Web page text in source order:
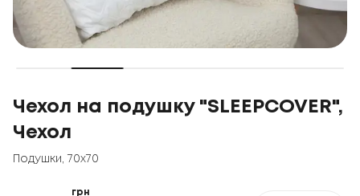
Чехол на подушку "SLEEPCOVER",
Чехол
Подушки 70x70
грн